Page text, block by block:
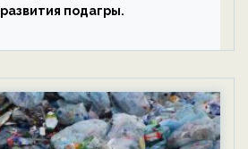
развития подагры.